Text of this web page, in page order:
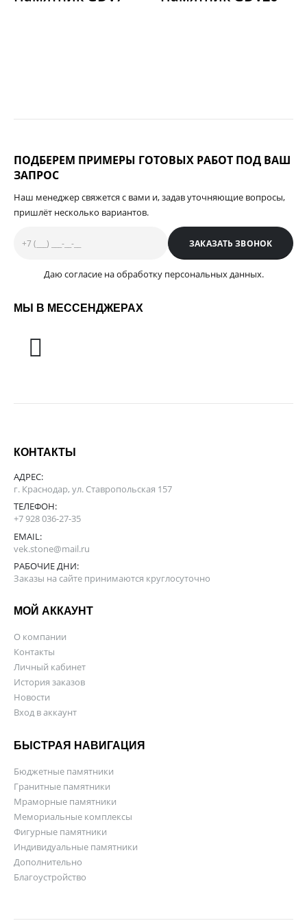
ПОДБЕРЕМ ПРИМЕРЫ ГОТОВЫХ РАБОТ ПОД ВАШ
ЗАПРОС
Наш менеджер свяжется с вами и, задав уточняющие вопросы,
пришлёт несколько вариантов.
Даю согласие на обработку персональных данных.
МЫ В МЕССЕНДЖЕРАХ
КОНТАКТЫ
АДРЕС:
г. Краснодар, ул. Ставропольская 157
ТЕЛЕФОН:
+7 928 036-27-35
EMAIL:
vek.stone@mail.ru
РАБОЧИЕ ДНИ:
Заказы на сайте принимаются круглосуточно
МОЙ АККАУНТ
О компании
Контакты
Личный кабинет
История заказов
Новости
Вход в аккаунт
БЫСТРАЯ НАВИГАЦИЯ
Бюджетные памятники
Гранитные памятники
Мраморные памятники
Мемориальные комплексы
Фигурные памятники
Индивидуальные памятники
Дополнительно
Благоустройство